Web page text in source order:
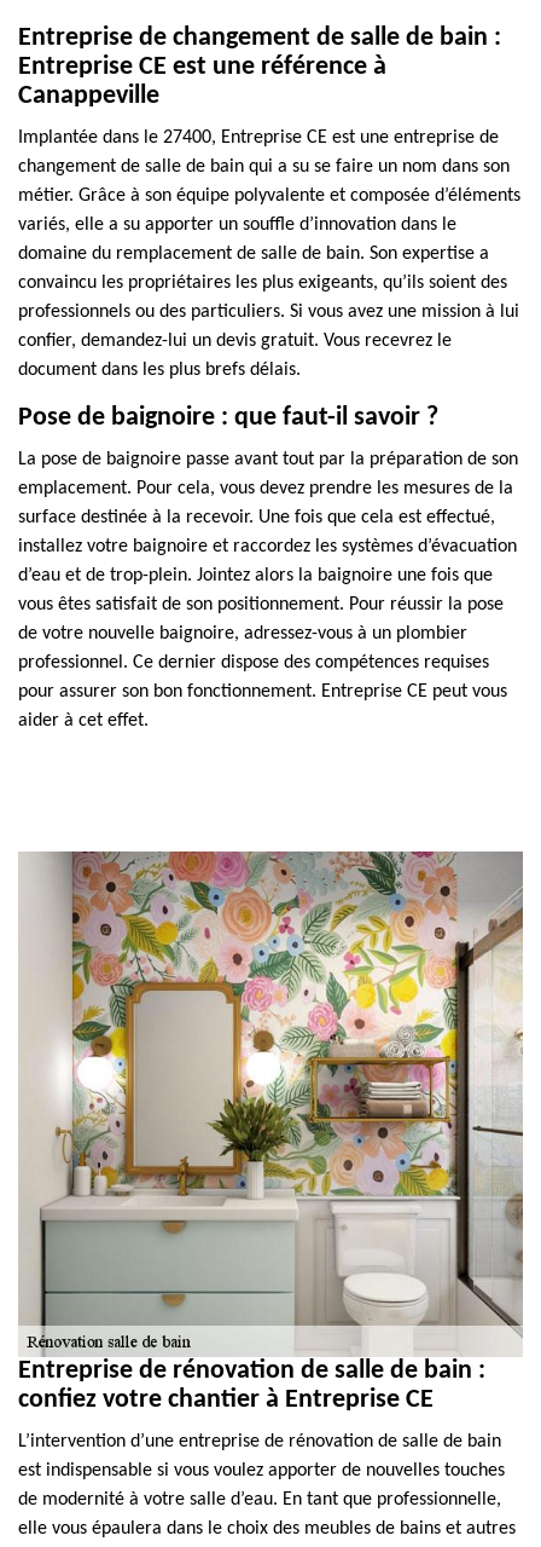
Entreprise de changement de salle de bain :
Entreprise CE est une référence à
Canappeville
Implantée dans le 27400, Entreprise CE est une entreprise de
changement de salle de bain qui a su se faire un nom dans son
métier. Grâce à son équipe polyvalente et composée d’éléments
variés, elle a su apporter un souffle d’innovation dans le
domaine du remplacement de salle de bain. Son expertise a
convaincu les propriétaires les plus exigeants, qu’ils soient des
professionnels ou des particuliers. Si vous avez une mission à lui
confier, demandez-lui un devis gratuit. Vous recevrez le
document dans les plus brefs délais.
Pose de baignoire : que faut-il savoir ?
La pose de baignoire passe avant tout par la préparation de son
emplacement. Pour cela, vous devez prendre les mesures de la
surface destinée à la recevoir. Une fois que cela est effectué,
installez votre baignoire et raccordez les systèmes d’évacuation
d’eau et de trop-plein. Jointez alors la baignoire une fois que
vous êtes satisfait de son positionnement. Pour réussir la pose
de votre nouvelle baignoire, adressez-vous à un plombier
professionnel. Ce dernier dispose des compétences requises
pour assurer son bon fonctionnement. Entreprise CE peut vous
aider à cet effet.
Entreprise de rénovation de salle de bain :
confiez votre chantier à Entreprise CE
L’intervention d’une entreprise de rénovation de salle de bain
est indispensable si vous voulez apporter de nouvelles touches
de modernité à votre salle d’eau. En tant que professionnelle,
elle vous épaulera dans le choix des meubles de bains et autres